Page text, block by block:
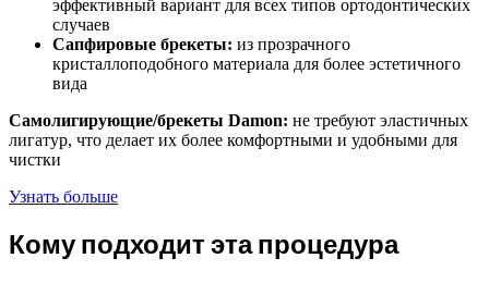
эффективный вариант для всех типов ортодонтических
случаев
Сапфировые брекеты: из прозрачного
кристаллоподобного материала для более эстетичного
вида
Самолигирующие/брекеты Damon: не требуют эластичных
лигатур, что делает их более комфортными и удобными для
чистки
Узнать больше
Кому подходит эта процедура